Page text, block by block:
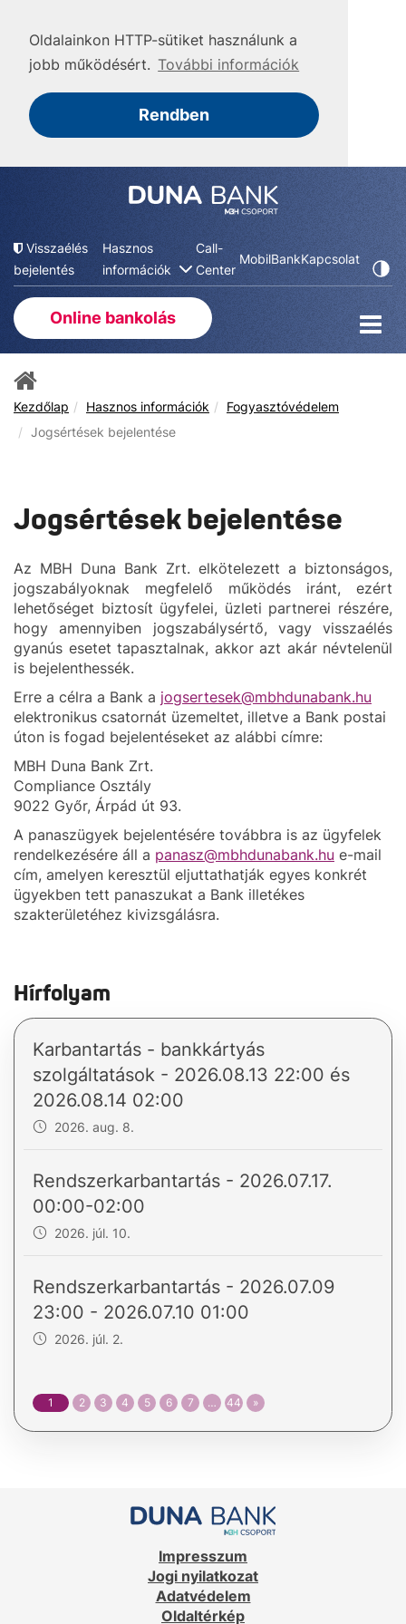
Oldalainkon HTTP-sütiket használunk a
jobb működésért. További információk
Rendben
Visszaélés
bejelentés
Hasznos
információk
Call-
Center
MobilBankKapcsolat
Online bankolás
Kezdőlap Hasznos információk
Fogyasztóvédelem
Jogsértések bejelentése
Jogsértések bejelentése
Az MBH Duna Bank Zrt. elkötelezett a biztonságos,
jogszabályoknak megfelelő működés iránt, ezért
lehetőséget biztosít ügyfelei, üzleti partnerei részére,
hogy amennyiben jogszabálysértő, vagy visszaélés
gyanús esetet tapasztalnak, akkor azt akár névtelenül
is bejelenthessék.
Erre a célra a Bank a jogsertesek@mbhdunabank.hu
elektronikus csatornát üzemeltet, illetve a Bank postai
úton is fogad bejelentéseket az alábbi címre:
MBH Duna Bank Zrt.
Compliance Osztály
9022 Győr, Árpád út 93.
A panaszügyek bejelentésére továbbra is az ügyfelek
rendelkezésére áll a panasz@mbhdunabank.hu e-mail
cím, amelyen keresztül eljuttathatják egyes konkrét
ügyekben tett panaszukat a Bank illetékes
szakterületéhez kivizsgálásra.
Hírfolyam
Karbantartás - bankkártyás
szolgáltatások - 2026.08.13 22:00 és
2026.08.14 02:00
2026. aug. 8.
Rendszerkarbantartás - 2026.07.17.
00:00-02:00
2026. júl. 10.
Rendszerkarbantartás - 2026.07.09
23:00 - 2026.07.10 01:00
2026. júl. 2.
1 2 3 4 5 6 7 … 44 »
Impresszum
Jogi nyilatkozat
Adatvédelem
Oldaltérkép